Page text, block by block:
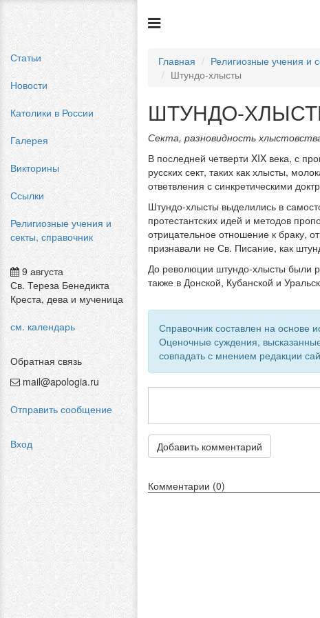
Статьи
Новости
Католики в России
Галерея
Викторины
Ссылки
Религиозные учения и
секты, справочник
9 августа
Св. Тереза Бенедикта
Креста, дева и мученица
см. календарь
Обратная связь
mail@apologia.ru
Отправить сообщение
Вход
Главная Религиозные учения и
Штундо-хлысты
ШТУНДО-
Секта, разновидность
В последней четверти XIX века, с
русских сект, таких как хлысты,
ответвления с синкретическими
Штундо-хлысты выделились в
протестантских идей и методов
отрицательное отношение к браку,
признавали не Св. Писание, как
До революции штундо-хлысты были
также в Донской, Кубанской и
Справочник составлен на основе
Оценочные суждения,
совпадать с мнением редакции
Добавить комментарий
Комментарии (0)